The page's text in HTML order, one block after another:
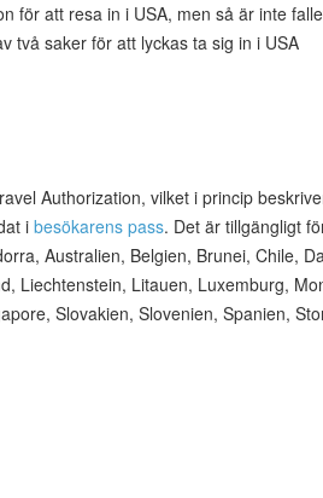
för att resa in i USA, men så är inte
två saker för att lyckas ta sig in i USA
Authorization, vilket i princip
ibesökarens pass. Det är tillgängligt
Australien, Belgien, Brunei, Chile,
Liechtenstein, Litauen, Luxemburg,
Slovakien, Slovenien, Spanien,